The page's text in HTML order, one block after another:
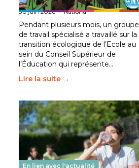
30 juin 2026-National
Pendant plusieurs mois, un groupe
de travail spécialisé a travaillé sur la
transition écologique de l’Ecole au
sein du Conseil Supérieur de
l’Éducation qui représente…
Lire la suite →
En lien avec l'actualité